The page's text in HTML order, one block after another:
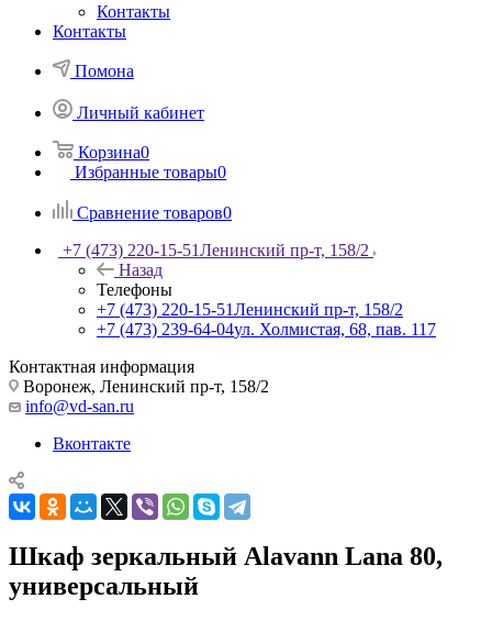
Контакты
Контакты
Помона
Личный кабинет
Корзина0
Избранные товары0
Сравнение товаров0
+7 (473) 220-15-51Ленинский пр-т, 158/2
Назад
Телефоны
+7 (473) 220-15-51Ленинский пр-т, 158/2
+7 (473) 239-64-04ул. Холмистая, 68, пав. 117
Контактная информация
Воронеж, Ленинский пр-т, 158/2
info@vd-san.ru
Вконтакте
Шкаф зеркальный Alavann Lana 80,
универсальный